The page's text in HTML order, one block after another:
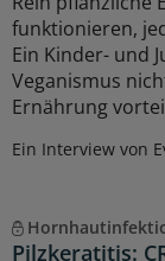
funktionieren,
Ein Kinder- und
Veganismus
Ernährung
Ein Interview von
Pilzkeratitis: